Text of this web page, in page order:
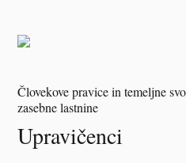
Človekove pravice in temeljne
zasebne lastnine
Upravičenci